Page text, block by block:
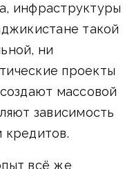
инфраструктуры
такой
ни
проекты
массовой
зависимость
кредитов.
всё же